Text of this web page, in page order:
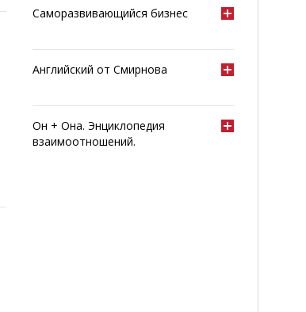
Саморазвивающийся бизнес
Английский от Смирнова
Он + Она. Энциклопедия
взаимоотношений.